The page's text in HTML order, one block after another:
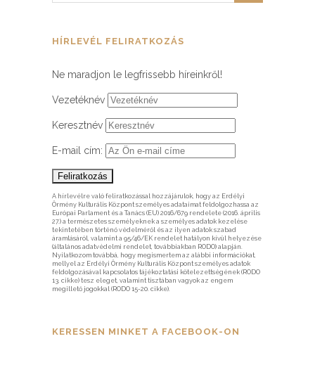
HÍRLEVÉL FELIRATKOZÁS
Ne maradjon le legfrissebb híreinkről!
Vezetéknév
Keresztnév
E-mail cím:
A hírlevélre való feliratkozással hozzájárulok, hogy az Erdélyi
Örmény Kulturális Központ személyes adataimat feldolgozhassa az
Európai Parlament és a Tanács (EU) 2016/679 rendelete (2016. április
27.) a természetes személyeknek a személyes adatok kezelése
tekintetében történő védelméről és az ilyen adatok szabad
áramlásáról, valamint a 95/46/EK rendelet hatályon kívül helyezése
(általános adatvédelmi rendelet, továbbiakban RODO) alapján.
Nyilatkozom továbbá, hogy megismertem az alábbi információkat,
mellyel az Erdélyi Örmény Kulturális Központ személyes adatok
feldolgozásával kapcsolatos tájékoztatási kötelezettségének (RODO
13. cikke) tesz eleget, valamint tisztában vagyok az engem
megillető jogokkal (RODO 15-20. cikke).
KERESSEN MINKET A FACEBOOK-ON